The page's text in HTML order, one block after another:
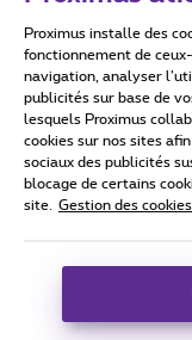
Conditions
Tous droits réservés. ©
Conditions générales,
Coordonnées de
Boulevard du Roi
Proximus installe des
fonctionnement de
navigation, analyser
publicités sur base de
lesquels Proximus
cookies sur nos sites
sociaux des publicités
blocage de certains
site.
Gestion des cookies